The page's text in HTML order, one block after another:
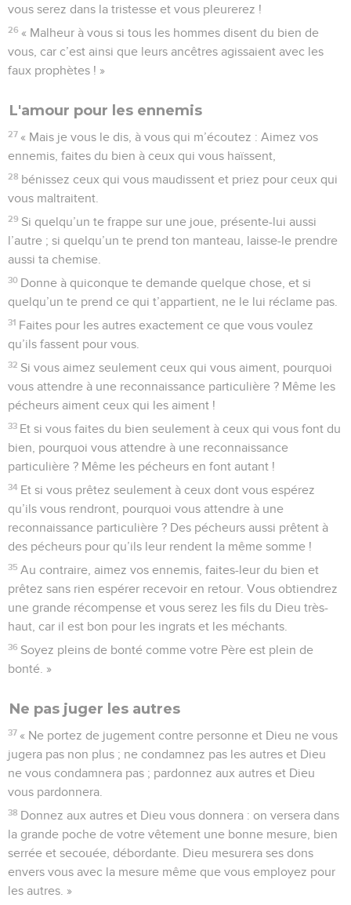
vous serez dans la tristesse et vous pleurerez !
26 « Malheur à vous si tous les hommes disent du bien de
vous, car c’est ainsi que leurs ancêtres agissaient avec les
faux prophètes ! »
L'amour pour les ennemis
27 « Mais je vous le dis, à vous qui m’écoutez : Aimez vos
ennemis, faites du bien à ceux qui vous haïssent,
28 bénissez ceux qui vous maudissent et priez pour ceux qui
vous maltraitent.
29 Si quelqu’un te frappe sur une joue, présente-lui aussi
l’autre ; si quelqu’un te prend ton manteau, laisse-le prendre
aussi ta chemise.
30 Donne à quiconque te demande quelque chose, et si
quelqu’un te prend ce qui t’appartient, ne le lui réclame pas.
31 Faites pour les autres exactement ce que vous voulez
qu’ils fassent pour vous.
32 Si vous aimez seulement ceux qui vous aiment, pourquoi
vous attendre à une reconnaissance particulière ? Même les
pécheurs aiment ceux qui les aiment !
33 Et si vous faites du bien seulement à ceux qui vous font du
bien, pourquoi vous attendre à une reconnaissance
particulière ? Même les pécheurs en font autant !
34 Et si vous prêtez seulement à ceux dont vous espérez
qu’ils vous rendront, pourquoi vous attendre à une
reconnaissance particulière ? Des pécheurs aussi prêtent à
des pécheurs pour qu’ils leur rendent la même somme !
35 Au contraire, aimez vos ennemis, faites-leur du bien et
prêtez sans rien espérer recevoir en retour. Vous obtiendrez
une grande récompense et vous serez les fils du Dieu très-
haut, car il est bon pour les ingrats et les méchants.
36 Soyez pleins de bonté comme votre Père est plein de
bonté. »
Ne pas juger les autres
37 « Ne portez de jugement contre personne et Dieu ne vous
jugera pas non plus ; ne condamnez pas les autres et Dieu
ne vous condamnera pas ; pardonnez aux autres et Dieu
vous pardonnera.
38 Donnez aux autres et Dieu vous donnera : on versera dans
la grande poche de votre vêtement une bonne mesure, bien
serrée et secouée, débordante. Dieu mesurera ses dons
envers vous avec la mesure même que vous employez pour
les autres. »